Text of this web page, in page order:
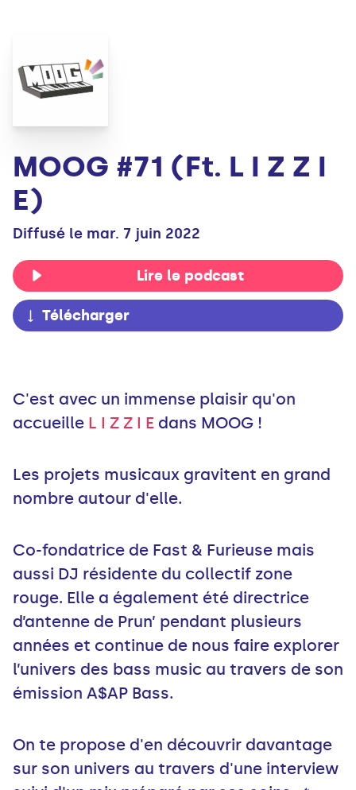
MOOG #71 (Ft. L I Z Z I
E)
Diffusé le mar. 7 juin 2022
Lire le podcast
Télécharger
C'est avec un immense plaisir qu'on
accueille L I Z Z I E dans MOOG !
Les projets musicaux gravitent en grand
nombre autour d'elle.
Co-fondatrice de Fast & Furieuse mais
aussi DJ résidente du collectif zone
rouge. Elle a également été directrice
d’antenne de Prun’ pendant plusieurs
années et continue de nous faire explorer
l’univers des bass music au travers de son
émission A$AP Bass.
On te propose d'en découvrir davantage
sur son univers au travers d'une interview